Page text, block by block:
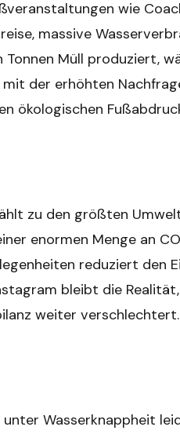
wie
massive
Tonnen Müll produziert,
der erhöhten
ökologischen
zu den größten
enormen Menge an
reduziert den
bleibt die
weiter verschlechtert.
unter Wasserknappheit